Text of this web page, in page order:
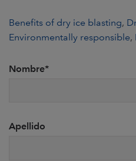
Benefits of dry ice blasting,
Environmentally responsible,
Nombre*
Apellido